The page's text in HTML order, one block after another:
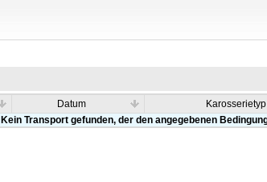
Datum Karosserietyp
Kein Transport gefunden, der den angegebenen